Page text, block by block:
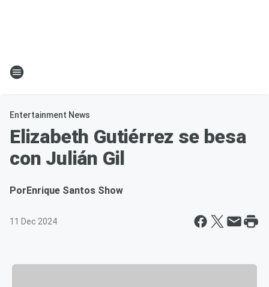
Entertainment News
Elizabeth Gutiérrez se besa
con Julián Gil
PorEnrique Santos Show
11 Dec 2024